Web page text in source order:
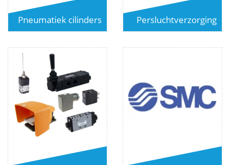
Pneumatiek cilinders Persluchtverzorging